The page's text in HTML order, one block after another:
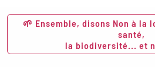
🌱 Ensemble, disons Non à la
santé,
la biodiversité... et